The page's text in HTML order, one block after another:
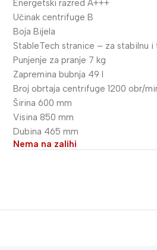
Energetski razred A+++
Učinak centrifuge B
Boja Bijela
StableTech stranice – za stabilnu i
Punjenje za pranje 7 kg
Zapremina bubnja 49 l
Broj obrtaja centrifuge 1200 obr/
Širina 600 mm
Visina 850 mm
Dubina 465 mm
Nema na zalihi